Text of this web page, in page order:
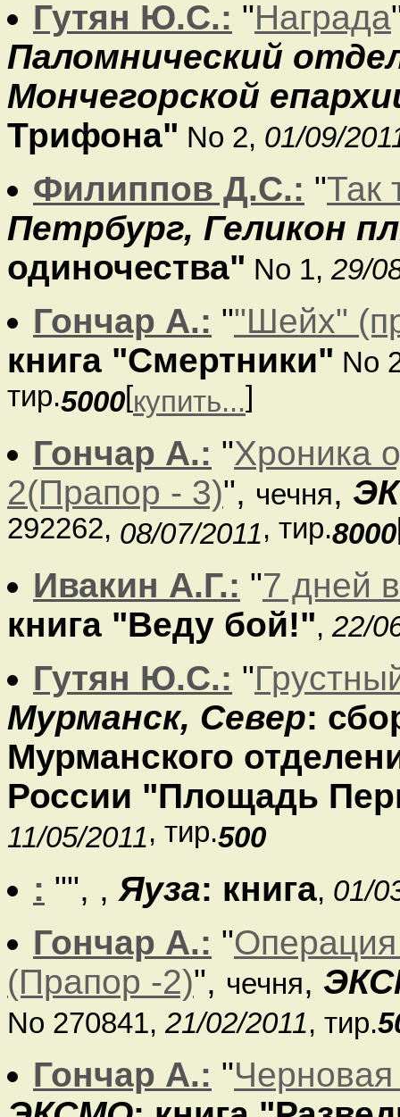
Гутян Ю.С.: "Награда
Паломнический
Мончегорской
Трифона" No 2, 01/09/
Филиппов Д.С.: "Так
Петрбург, Геликон
одиночества" No 1, 29/
Гончар А.: ""Шейх"
книга "Смертники" No
тир.5000[купить...]
Гончар А.: "Хроника
2(Прапор - 3)", чечня,
292262, 08/07/2011, тир.8000
Ивакин А.Г.: "7 дней
книга "Веду бой!", 22/
Гутян Ю.С.: "
Мурманск, Север:
Мурманского
России "Площадь
11/05/2011, тир.500
: "", , Яуза: книга, 01/
Гончар А.: "
(Прапор -2)", чечня,
No 270841, 21/02/2011, тир.
Гончар А.: "Черновая